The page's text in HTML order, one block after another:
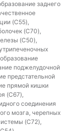
заднего
(C55),
(C70),
(C50),
поджелудочной
предстательной
прямой кишки
(C67),
соединения
мозга, черепных
(C72),